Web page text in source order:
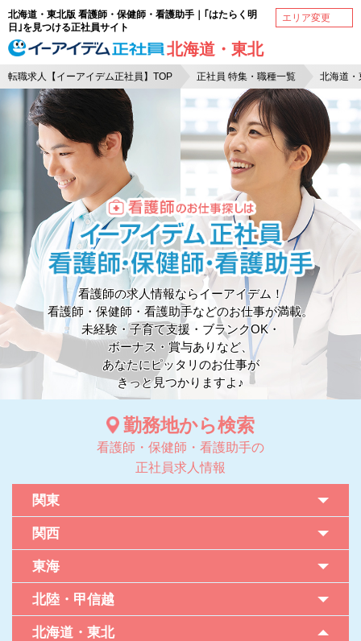
北海道・東北版 看護師・保健師・看護助手｜｢はたらく明
日｣を見つける正社員サイト
エリア変更
北海道・東北
転職求人【イーアイデム正社員】TOP 正社員 特集・職種一覧 北海道・
看護師の求人情報ならイーアイデム！
看護師・保健師・看護助手などのお仕事が満載。
未経験・子育て支援・ブランクOK・
ボーナス・賞与ありなど、
あなたにピッタリのお仕事が
きっと見つかりますよ♪
勤務地から検索
看護師・保健師・看護助手の
正社員求人情報
関東
関西
東海
北陸・甲信越
北海道・東北